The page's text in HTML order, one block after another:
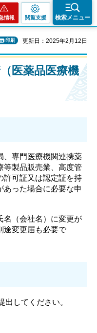
情報 閲覧支援 検索メニュー
印刷 更新日：2025年2月12日
医薬品医療機
、専門医療機関連携薬
等製品販売業、高度管
許可証又は認定証を持
あった場合に必要な申
名（会社名）に変更が
途変更届も必要で
出してください。